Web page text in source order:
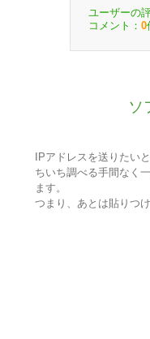
ユーザーの
コメント： 0
ソ
IPアドレスを送りたい
ちいち調べる手間なく
ます。
つまり、あとは貼りつ